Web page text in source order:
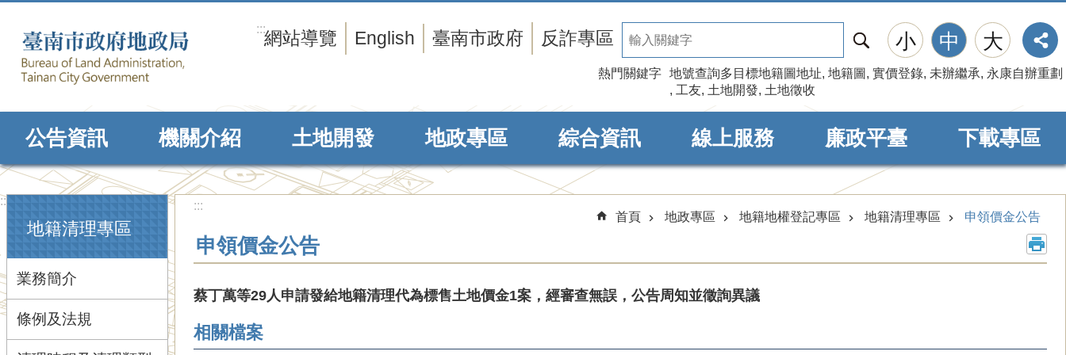
:::網站導覽 English 臺南市政府 反詐專區
尋
熱門關鍵字 地號查詢多目標地籍圖地址 地籍圖 實價登錄 未辦繼承 永康自辦重劃
工友 土地開發 土地徵收
小 中 大
公告資訊 機關介紹 土地開發 地政專區 綜合資訊 線上服務 廉政平臺 下載專區
:::
地籍清理專區
業務簡介
條例及法規
:::
首頁
地政專區 地籍地權登記專區 地籍清理專區 申領價金公告
申領價金公告
蔡丁萬等29人申請發給地籍清理代為標售土地價金1案，經審查無誤，公告周知並徵詢異議
相關檔案